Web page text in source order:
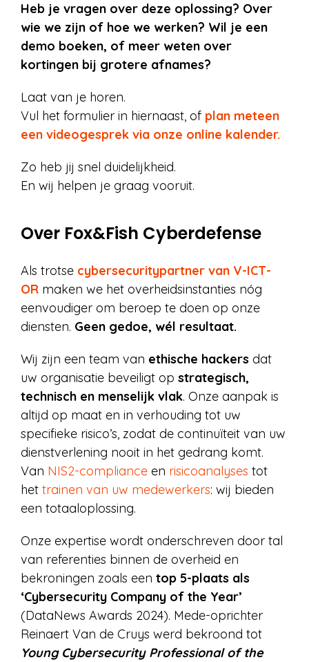
Heb je vragen over deze oplossing? Over
wie we zijn of hoe we werken? Wil je een
demo boeken, of meer weten over
kortingen bij grotere afnames?
Laat van je horen.
Vul het formulier in hiernaast, of plan meteen
een videogesprek via onze online kalender.
Zo heb jij snel duidelijkheid.
En wij helpen je graag vooruit.
Over Fox&Fish Cyberdefense
Als trotse cybersecuritypartner van V-ICT-
OR maken we het overheidsinstanties nóg
eenvoudiger om beroep te doen op onze
diensten. Geen gedoe, wél resultaat.
Wij zijn een team van ethische hackers dat
uw organisatie beveiligt op strategisch,
technisch en menselijk vlak. Onze aanpak is
altijd op maat en in verhouding tot uw
specifieke risico’s, zodat de continuïteit van uw
dienstverlening nooit in het gedrang komt.
Van NIS2-compliance en risicoanalyses tot
het trainen van uw medewerkers: wij bieden
een totaaloplossing.
Onze expertise wordt onderschreven door tal
van referenties binnen de overheid en
bekroningen zoals een top 5-plaats als
‘Cybersecurity Company of the Year’
(DataNews Awards 2024). Mede-oprichter
Reinaert Van de Cruys werd bekroond tot
Young Cybersecurity Professional of the